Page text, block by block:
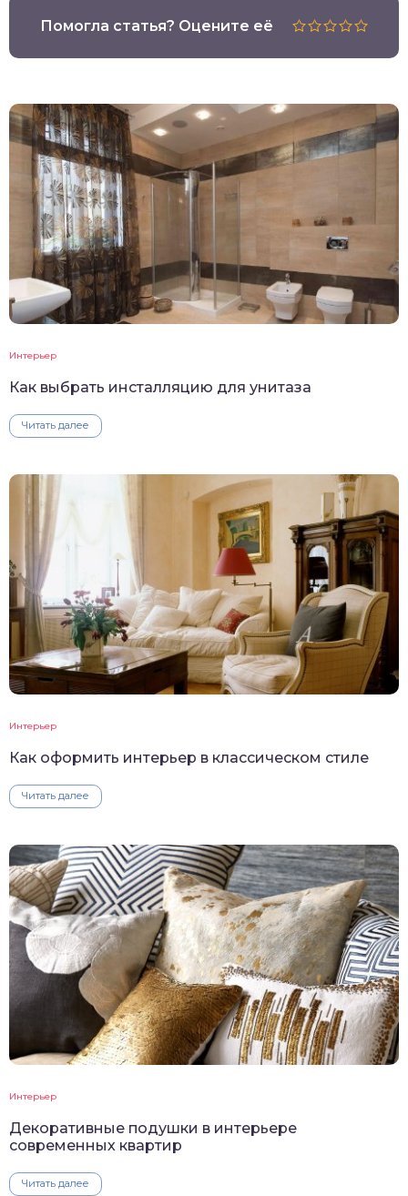
Помогла статья? Оцените её
Интерьер
Как выбрать инсталляцию для унитаза
Читать далее
Интерьер
Как оформить интерьер в классическом стиле
Читать далее
Интерьер
Декоративные подушки в интерьере
современных квартир
Читать далее